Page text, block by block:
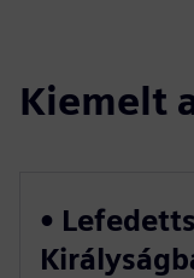
Kiemelt
•